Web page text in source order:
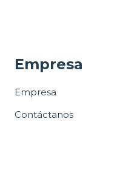
Empresa
Empresa
Contáctanos